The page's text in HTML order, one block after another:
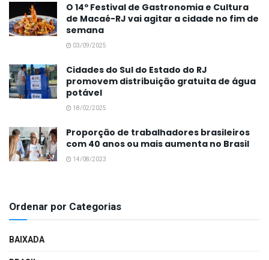
O 14º Festival de Gastronomia e Cultura
de Macaé-RJ vai agitar a cidade no fim de
semana
03/09/2025
Cidades do Sul do Estado do RJ
promovem distribuição gratuita de água
potável
18/02/2025
Proporção de trabalhadores brasileiros
com 40 anos ou mais aumenta no Brasil
14/08/2023
Ordenar por Categorias
BAIXADA